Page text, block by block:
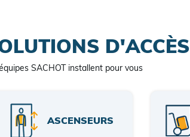
D'ACCÈS
SACHOT installent pour vous
ASCENSEURS